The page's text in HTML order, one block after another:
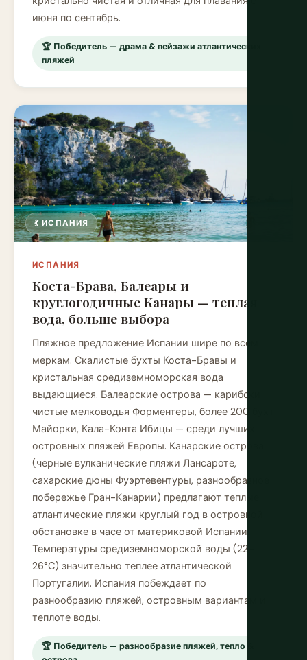
июня по сентябрь.
🏆 Победитель — драма & пейзажи атлантических
пляжей
💃 ИСПАНИЯ
ИСПАНИЯ
Коста-Брава, Балеары и
круглогодичные Канары — теплая
вода, больше выбора
Пляжное предложение Испании шире по всем
меркам. Скалистые бухты Коста-Бравы и
кристальная средиземноморская вода
выдающиеся. Балеарские острова — карибски
чистые мелководья Форментеры, более 200 бухт
Майорки, Кала-Конта Ибицы — среди лучших
островных пляжей Европы. Канарские острова
(черные вулканические пляжи Лансароте,
сахарские дюны Фуэртевентуры, разнообразное
побережье Гран-Канарии) предлагают теплые
атлантические пляжи круглый год в островной
обстановке в часе от материковой Испании.
Температуры средиземноморской воды (22–
26°C) значительно теплее атлантической
Португалии. Испания побеждает по
разнообразию пляжей, островным вариантам и
теплоте воды.
🏆 Победитель — разнообразие пляжей, тепло &